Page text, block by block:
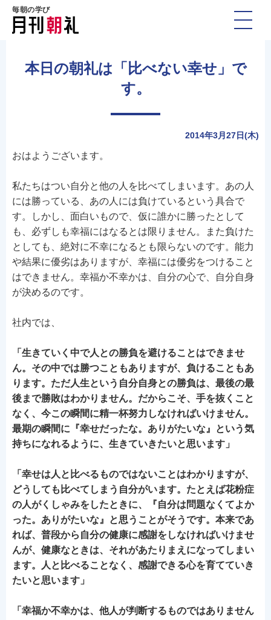
毎朝の学び
本日の朝礼は「比べない幸せ」で
す。
2014年3月27日(木)
おはようございます。
私たちはつい自分と他の人を比べてしまいます。あの人
には勝っている、あの人には負けているという具合で
す。しかし、面白いもので、仮に誰かに勝ったとして
も、必ずしも幸福にはなるとは限りません。また負けた
としても、絶対に不幸になるとも限らないのです。能力
や結果に優劣はありますが、幸福には優劣をつけること
はできません。幸福か不幸かは、自分の心で、自分自身
が決めるのです。
社内では、
「生きていく中で人との勝負を避けることはできませ
ん。その中では勝つこともありますが、負けることもあ
ります。ただ人生という自分自身との勝負は、最後の最
後まで勝敗はわかりません。だからこそ、手を抜くこと
なく、今この瞬間に精一杯努力しなければいけません。
最期の瞬間に『幸せだったな。ありがたいな』という気
持ちになれるように、生きていきたいと思います」
「幸せは人と比べるものではないことはわかりますが、
どうしても比べてしまう自分がいます。たとえば花粉症
の人がくしゃみをしたときに、『自分は問題なくてよか
った。ありがたいな』と思うことがそうです。本来であ
れば、普段から自分の健康に感謝をしなければいけませ
んが、健康なときは、それがあたりまえになってしまい
ます。人と比べることなく、感謝できる心を育てていき
たいと思います」
「幸福か不幸かは、他人が判断するものではありません